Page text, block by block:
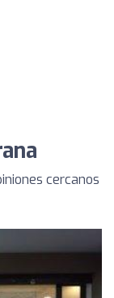
cercanos